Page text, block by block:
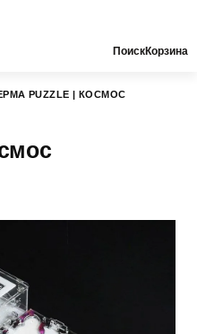
ПоискКорзина
PUZZLE | КОСМОС